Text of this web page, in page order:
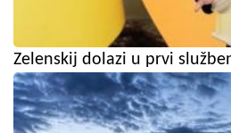
Zelenskij dolazi u prvi